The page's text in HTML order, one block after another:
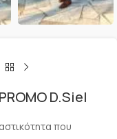
D.Siel
που